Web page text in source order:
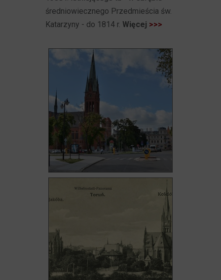
średniowiecznego Przedmieścia św.
Katarzyny - do 1814 r. Więcej >>>